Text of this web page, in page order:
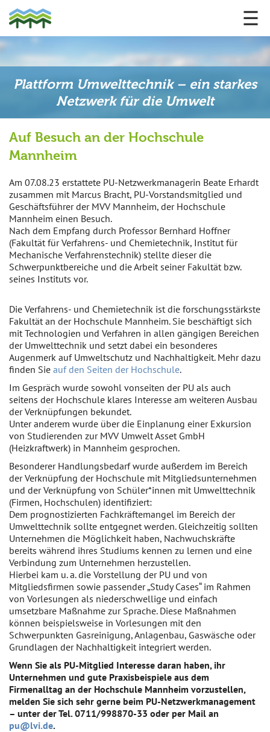
Plattform Umwelttechnik – ein starkes
Netzwerk für die Umwelt
Auf Besuch an der Hochschule
Mannheim
Am 07.08.23 erstattete PU-Netzwerkmanagerin Beate Erhardt
zusammen mit Marcus Bracht, PU-Vorstandsmitglied und
Geschäftsführer der MVV Mannheim, der Hochschule
Mannheim einen Besuch.
Nach dem Empfang durch Professor Bernhard Hoffner
(Fakultät für Verfahrens- und Chemietechnik, Institut für
Mechanische Verfahrenstechnik) stellte dieser die
Schwerpunktbereiche und die Arbeit seiner Fakultät bzw.
seines Instituts vor.
Die Verfahrens- und Chemietechnik ist die forschungsstärkste
Fakultät an der Hochschule Mannheim. Sie beschäftigt sich
mit Technologien und Verfahren in allen gängigen Bereichen
der Umwelttechnik und setzt dabei ein besonderes
Augenmerk auf Umweltschutz und Nachhaltigkeit. Mehr dazu
finden Sie auf den Seiten der Hochschule.
Im Gespräch wurde sowohl vonseiten der PU als auch
seitens der Hochschule klares Interesse am weiteren Ausbau
der Verknüpfungen bekundet.
Unter anderem wurde über die Einplanung einer Exkursion
von Studierenden zur MVV Umwelt Asset GmbH
(Heizkraftwerk) in Mannheim gesprochen.
Besonderer Handlungsbedarf wurde außerdem im Bereich
der Verknüpfung der Hochschule mit Mitgliedsunternehmen
und der Verknüpfung von Schüler*innen mit Umwelttechnik
(Firmen, Hochschulen) identifiziert:
Dem prognostizierten Fachkräftemangel im Bereich der
Umwelttechnik sollte entgegnet werden. Gleichzeitig sollten
Unternehmen die Möglichkeit haben, Nachwuchskräfte
bereits während ihres Studiums kennen zu lernen und eine
Verbindung zum Unternehmen herzustellen.
Hierbei kam u. a. die Vorstellung der PU und von
Mitgliedsfirmen sowie passender „Study Cases“ im Rahmen
von Vorlesungen als niederschwellige und einfach
umsetzbare Maßnahme zur Sprache. Diese Maßnahmen
können beispielsweise in Vorlesungen mit den
Schwerpunkten Gasreinigung, Anlagenbau, Gaswäsche oder
Grundlagen der Nachhaltigkeit integriert werden.
Wenn Sie als PU-Mitglied Interesse daran haben, ihr
Unternehmen und gute Praxisbeispiele aus dem
Firmenalltag an der Hochschule Mannheim vorzustellen,
melden Sie sich sehr gerne beim PU-Netzwerkmanagement
– unter der Tel. 0711/998870-33 oder per Mail an
pu@lvi.de.